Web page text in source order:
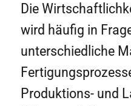
Die
wird häufig in
unterschiedliche
Produktions- und